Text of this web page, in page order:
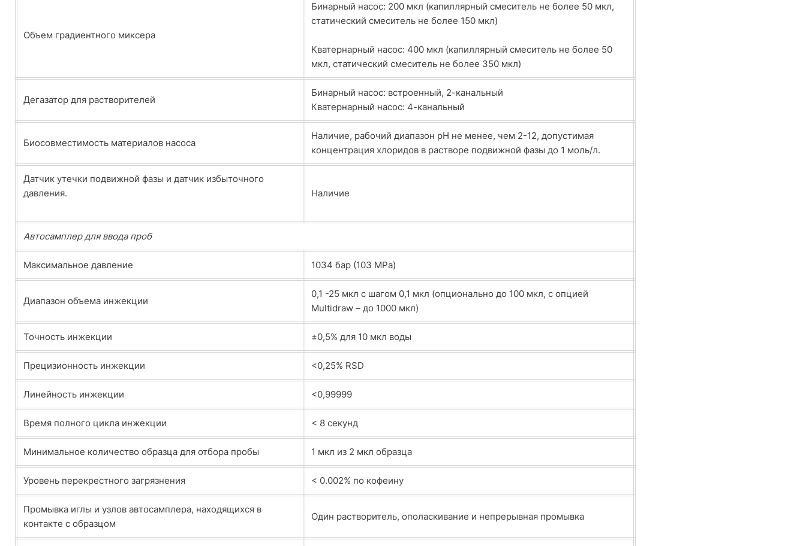
Объем градиентного миксера
Бинарный насос: 200 мкл (капиллярный смеситель не более 50 мкл,
статический смеситель не более 150 мкл)
Кватернарный насос: 400 мкл (капиллярный смеситель не более 50
мкл, статический смеситель не более 350 мкл)
Дегазатор для растворителей
Бинарный насос: встроенный, 2-канальный
Кватернарный насос: 4-канальный
Биосовместимость материалов насоса
Наличие, рабочий диапазон pH не менее, чем 2-12, допустимая
концентрация хлоридов в растворе подвижной фазы до 1 моль/л.
Датчик утечки подвижной фазы и датчик избыточного
давления.
Наличие
Автосамплер для ввода проб
Максимальное давление 1034 бар (103 МРа)
Диапазон объема инжекции
0,1 -25 мкл с шагом 0,1 мкл (опционально до 100 мкл, с опцией
Multidraw – до 1000 мкл)
Точность инжекции ±0,5% для 10 мкл воды
Прецизионность инжекции <0,25% RSD
Линейность инжекции <0,99999
Время полного цикла инжекции < 8 секунд
Минимальное количество образца для отбора пробы 1 мкл из 2 мкл образца
Уровень перекрестного загрязнения < 0.002% по кофеину
Промывка иглы и узлов автосамплера, находящихся в
контакте с образцом
Один растворитель, ополаскивание и непрерывная промывка